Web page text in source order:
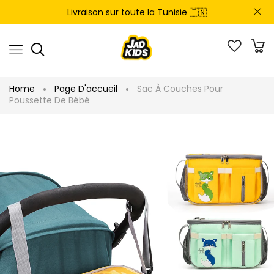
Livraison sur toute la Tunisie 🇹🇳
Home Page D'accueil
Sac À Couches Pour
Poussette De Bébé